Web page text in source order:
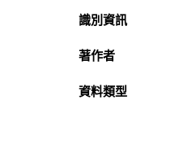
識別資訊
著作者
資料類型